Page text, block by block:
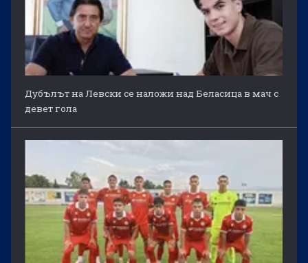
Дубълът на Левски се наложи над Беласица в мач с
девет гола